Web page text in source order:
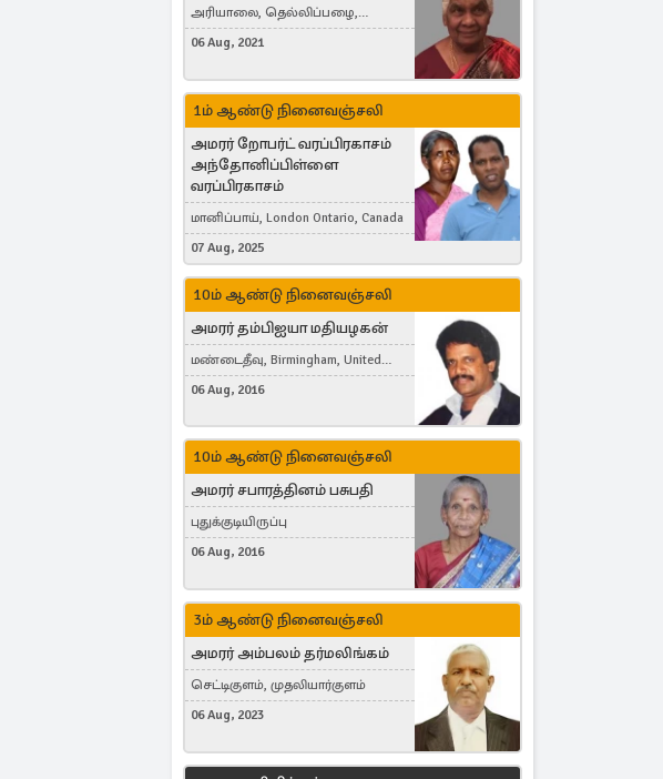
அரியாலை, தெல்லிப்பழை,
Montreal, Canada
06 Aug, 2021
1ம் ஆண்டு நினைவஞ்சலி
அமரர் றோபர்ட் வரப்பிரகாசம்
அந்தோனிப்பிள்ளை
வரப்பிரகாசம்
மானிப்பாய், London Ontario, Canada
07 Aug, 2025
10ம் ஆண்டு நினைவஞ்சலி
அமரர் தம்பிஐயா மதியழகன்
மண்டைதீவு, Birmingham, United
Kingdom
06 Aug, 2016
10ம் ஆண்டு நினைவஞ்சலி
அமரர் சபாரத்தினம் பசுபதி
புதுக்குடியிருப்பு
06 Aug, 2016
3ம் ஆண்டு நினைவஞ்சலி
அமரர் அம்பலம் தர்மலிங்கம்
செட்டிகுளம், முதலியார்குளம்
06 Aug, 2023